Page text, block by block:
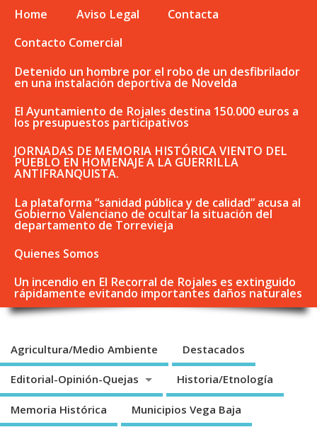
Home Aviso Legal
Contacta
Contacto Comercial
Detenido un hombre por el robo de un desfibrilador
en una instalación deportiva de Novelda
El Ayuntamiento de Rojales destina 150.000 euros a
los presupuestos participativos
JORNADAS DE MEMORIA HISTÓRICA VIENTO DEL
PUEBLO EN HOMENAJE A LA GUERRILLA
ANTIFRANQUISTA.
La plataforma “sanidad pública y de calidad” acusa al
Gobierno Valenciano de ocultar la situación del
departamento de Torrevieja
Quienes Somos
Un incendio en El Recorral de Rojales es extinguido
rápidamente evitando importantes daños naturales
Agricultura/Medio Ambiente Destacados
Editorial-Opinión-Quejas Historia/Etnología
Memoria Histórica Municipios Vega Baja